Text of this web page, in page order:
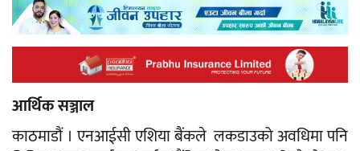
आर्थिक सञ्जाल
काठमाडौं । एनआईसी एशिया बैंकले लकडाउको अवधिमा पनि